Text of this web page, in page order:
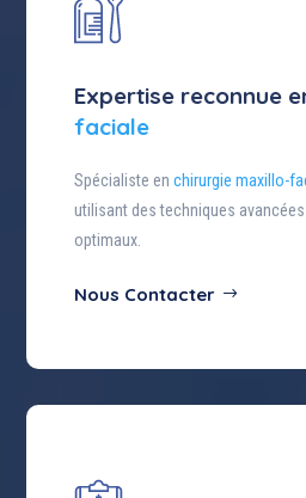
Expertise reconnue
faciale
Spécialiste enchirurgie maxillo-
utilisant des techniques
optimaux.
Nous Contacter